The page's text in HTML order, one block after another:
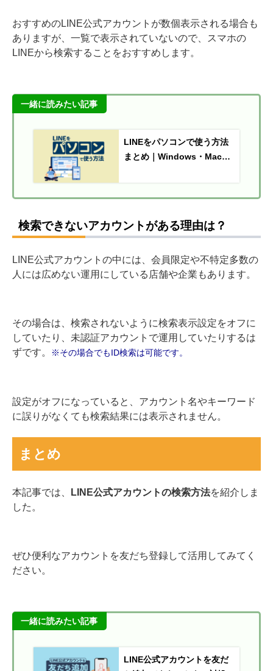
おすすめのLINE公式アカウントが数個表示される場合も
ありますが、一覧で表示されていないので、スマホの
LINEから検索することをおすすめします。
一緒に読みたい記事
LINEをパソコンで使う方法
まとめ｜Windows・Mac・
検索できないアカウントがある理由は？
LINE公式アカウントの中には、会員限定や不特定多数の
人には広めない運用にしている店舗や企業もあります。
その場合は、検索されないように検索表示設定をオフに
していたり、未認証アカウントで運用していたりするは
ずです。
※その場合でもID検索は可能です。
設定がオフになっていると、アカウント名やキーワード
に誤りがなくても検索結果には表示されません。
まとめ
本記事では、 LINE公式アカウントの検索方法を紹介しま
した。
ぜひ便利なアカウントを友だち登録して活用してみてく
ださい。
一緒に読みたい記事
LINE公式アカウントを友だ